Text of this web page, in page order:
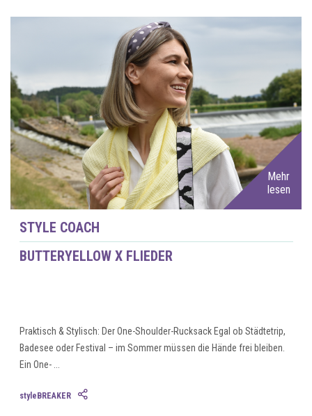
Mehr
lesen
STYLE COACH
BUTTERYELLOW X FLIEDER
Praktisch & Stylisch: Der One-Shoulder-Rucksack Egal ob Städtetrip,
Badesee oder Festival – im Sommer müssen die Hände frei bleiben.
Ein One- ...
styleBREAKER